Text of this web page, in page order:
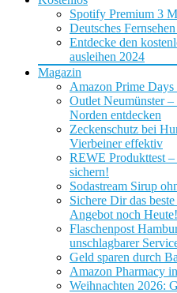
Spotify Premium 3
Deutsches
Entdecke den
ausleihen 2024
Magazin
Amazon Prime
Outlet Neumünster
Norden entdecken
Zeckenschutz bei
Vierbeiner effektiv
REWE Produkttest
sichern!
Sodastream Sirup
Sichere Dir das
Angebot noch Heute!
Flaschenpost
unschlagbarer
Geld sparen durch
Amazon Pharmacy
Weihnachten 2026: